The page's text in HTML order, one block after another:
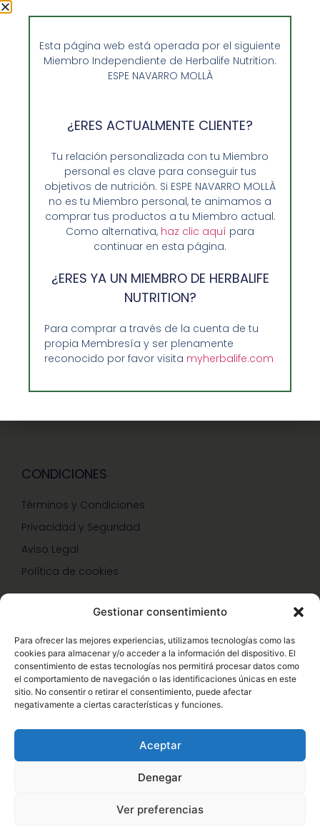
Gestionar consentimiento
Para ofrecer las mejores experiencias, utilizamos tecnologías como las
cookies para almacenar y/o acceder a la información del dispositivo. El
consentimiento de estas tecnologías nos permitirá procesar datos como
el comportamiento de navegación o las identificaciones únicas en este
sitio. No consentir o retirar el consentimiento, puede afectar
negativamente a ciertas características y funciones.
Aceptar
Denegar
Ver preferencias
Opiniones de Clientes
Sobre Nosotros y Herbalife
Ventajas de Comprar en Enformaherbal.com
Guía de Compra
Precios-Envíos-Formas de Pago
Teléfono/whatsapp: 686 27 55 23
CONDICIONES
Términos y Condiciones
Privacidad y Seguridad
Aviso Legal
Política de cookies
Hazte Miembro Herbalife
Consulta Nutrición Gratis
Descuentos Vip Herbalife
Herbalife Independiente. Sitio web oficial de Herbalife,
Esta página web está operada por el siguiente
Miembro Independiente de Herbalife Nutrition:
ESPE NAVARRO MOLLÀ
¿ERES ACTUALMENTE CLIENTE?
Tu relación personalizada con tu Miembro
personal es clave para conseguir tus
objetivos de nutrición. Si ESPE NAVARRO MOLLÀ
no es tu Miembro personal, te animamos a
comprar tus productos a tu Miembro actual.
Como alternativa, haz clic aquí para
continuar en esta página.
¿ERES YA UN MIEMBRO DE HERBALIFE
NUTRITION?
Para comprar a través de la cuenta de tu
propia Membresía y ser plenamente
reconocido por favor visita myherbalife.com